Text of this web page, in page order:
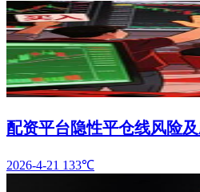
配资平台隐性平仓线风险
2026-4-21 133℃